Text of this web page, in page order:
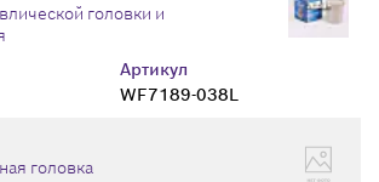
Артикул
WF7189-038L
головки и
головка